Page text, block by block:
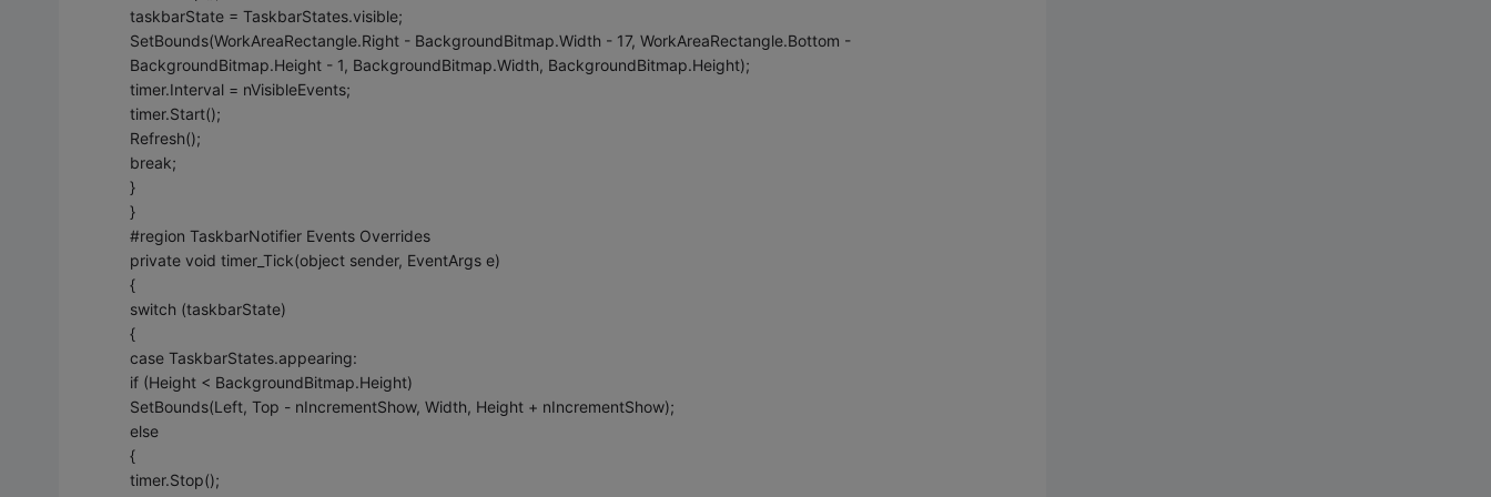
taskbarState = TaskbarStates.visible;
SetBounds(WorkAreaRectangle.Right - BackgroundBitmap.Width - 17, WorkAreaRectangle.Bottom -
BackgroundBitmap.Height - 1, BackgroundBitmap.Width, BackgroundBitmap.Height);
timer.Interval = nVisibleEvents;
timer.Start();
Refresh();
break;
}
}
#region TaskbarNotifier Events Overrides
private void timer_Tick(object sender, EventArgs e)
{
switch (taskbarState)
{
case TaskbarStates.appearing:
if (Height < BackgroundBitmap.Height)
SetBounds(Left, Top - nIncrementShow, Width, Height + nIncrementShow);
else
{
timer.Stop();